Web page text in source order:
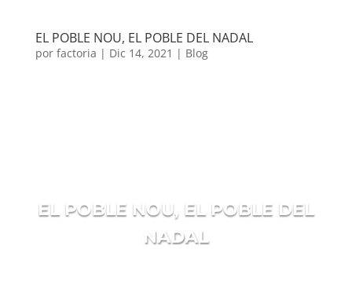
EL POBLE NOU, EL POBLE DEL NADAL
por factoria | Dic 14, 2021 | Blog
EL POBLE NOU, EL POBLE DEL
NADAL